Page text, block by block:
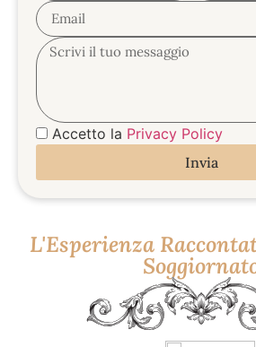
Accetto la Privacy Policy
Invia
L'Esperienza